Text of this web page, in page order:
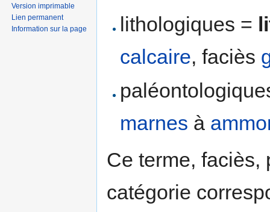
lithologiques =
calcaire, faciès
marnes à
Ce terme,
catégorie
Version imprimable
Lien permanent
Information sur la page